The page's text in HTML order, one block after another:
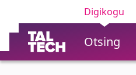
Digikogu
Otsing